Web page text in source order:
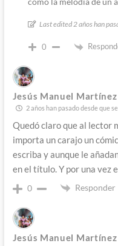
Last edited 2 años han
0
Jesús Manuel
2 años han pasado desde que
Quedó claro que al lector
importa un carajo un
escriba y aunque le
en el título. Y por una vez
0 Responder
Jesús Manuel